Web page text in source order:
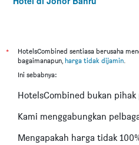
Hotel di Kuching
Hotel di Tokyo
Hotel di Bangkok
Hotel di Putrajaya
Hotel di Shah Alam
*
HotelsCombined sentiasa berusaha
bagaimanapun, harga tidak dijamin.
Ini sebabnya:
HotelsCombined bukan
Kami menggabungkan
Mengapakah harga tidak